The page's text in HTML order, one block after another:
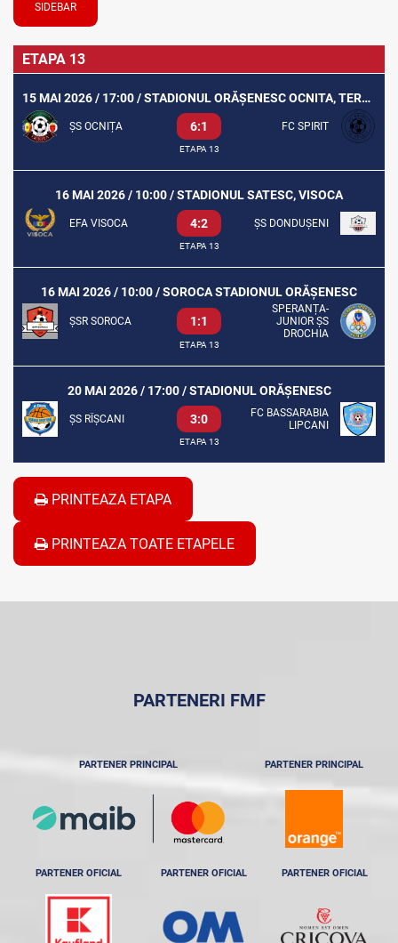
SIDEBAR
ETAPA 13
15 MAI 2026 / 17:00 / STADIONUL ORĂȘENESC OCNITA, TEREN SINTETIC
ȘS OCNIȚA 6:1 FC SPIRIT
ETAPA 13
16 MAI 2026 / 10:00 / STADIONUL SATESC, VISOCA
EFA VISOCA 4:2 ȘS DONDUȘENI
ETAPA 13
16 MAI 2026 / 10:00 / SOROCA STADIONUL ORĂȘENESC
ȘSR SOROCA 1:1
SPERANȚA-
JUNIOR ȘS
DROCHIA
ETAPA 13
20 MAI 2026 / 17:00 / STADIONUL ORĂȘENESC
ȘS RÎȘCANI 3:0
FC BASSARABIA
LIPCANI
ETAPA 13
PRINTEAZA ETAPA
PRINTEAZA TOATE ETAPELE
PARTENERI FMF
PARTENER PRINCIPAL PARTENER PRINCIPAL
PARTENER OFICIAL PARTENER OFICIAL PARTENER OFICIAL